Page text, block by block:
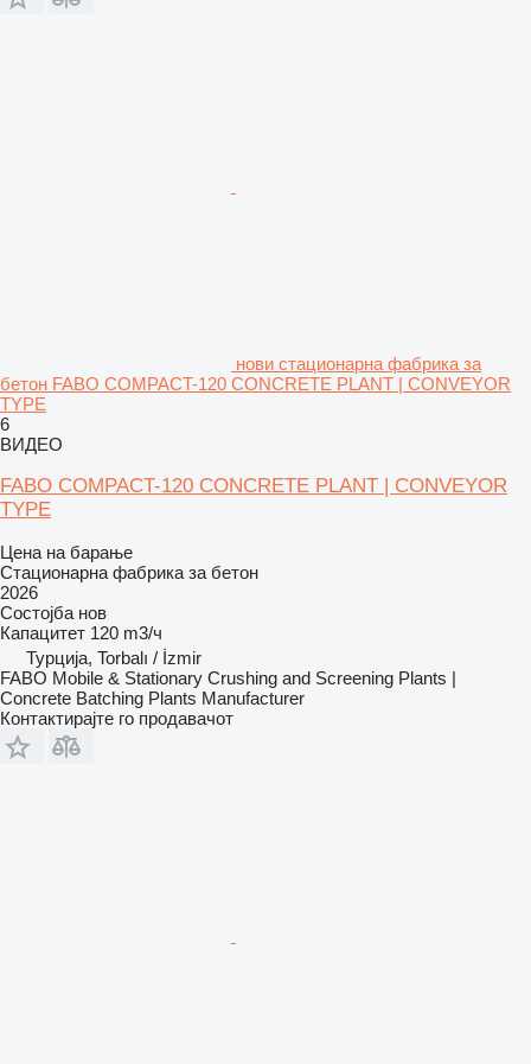
нови стационарна фабрика за
бетон FABO COMPACT-120 CONCRETE PLANT | CONVEYOR
TYPE
6
ВИДЕО
FABO COMPACT-120 CONCRETE PLANT | CONVEYOR
TYPE
Цена на барање
Стационарна фабрика за бетон
2026
Состојба нов
Капацитет 120 m3/ч
Турција, Torbalı / İzmir
FABO Mobile & Stationary Crushing and Screening Plants |
Concrete Batching Plants Manufacturer
Контактирајте го продавачот